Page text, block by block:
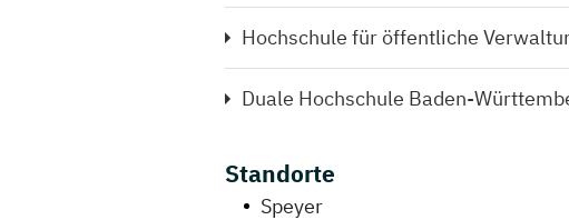
Hochschule für öffentliche
Duale Hochschule Baden-
Standorte
Speyer